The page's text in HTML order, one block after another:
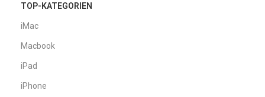
TOP-KATEGORIEN
iMac
Macbook
iPad
iPhone